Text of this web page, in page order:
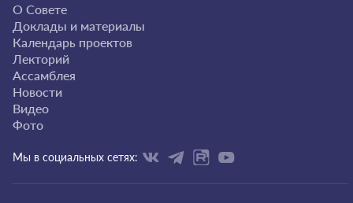
О Совете
Доклады и материалы
Календарь проектов
Лекторий
Ассамблея
Новости
Видео
Фото
Мы в социальных сетях: